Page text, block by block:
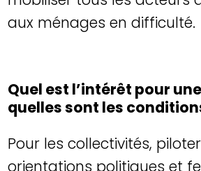
aux ménages en difficulté.
Quel est l’intérêt pour
quelles sont les
Pour les collectivités,
orientations politiques et